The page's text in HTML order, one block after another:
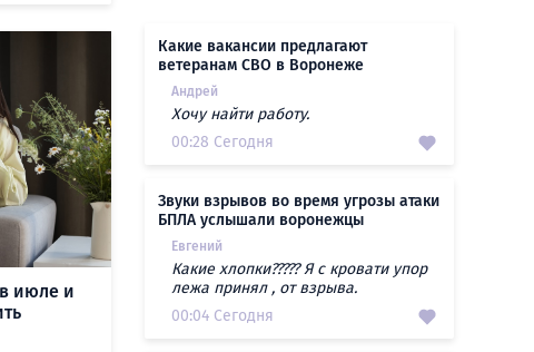
июле и
Какие вакансии предлагают
ветеранам СВО в Воронеже
Андрей
Хочу найти работу.
00:28 Сегодня
Звуки взрывов во время угрозы атаки
БПЛА услышали воронежцы
Евгений
Какие хлопки????? Я с кровати упор
лежа принял , от взрыва.
00:04 Сегодня